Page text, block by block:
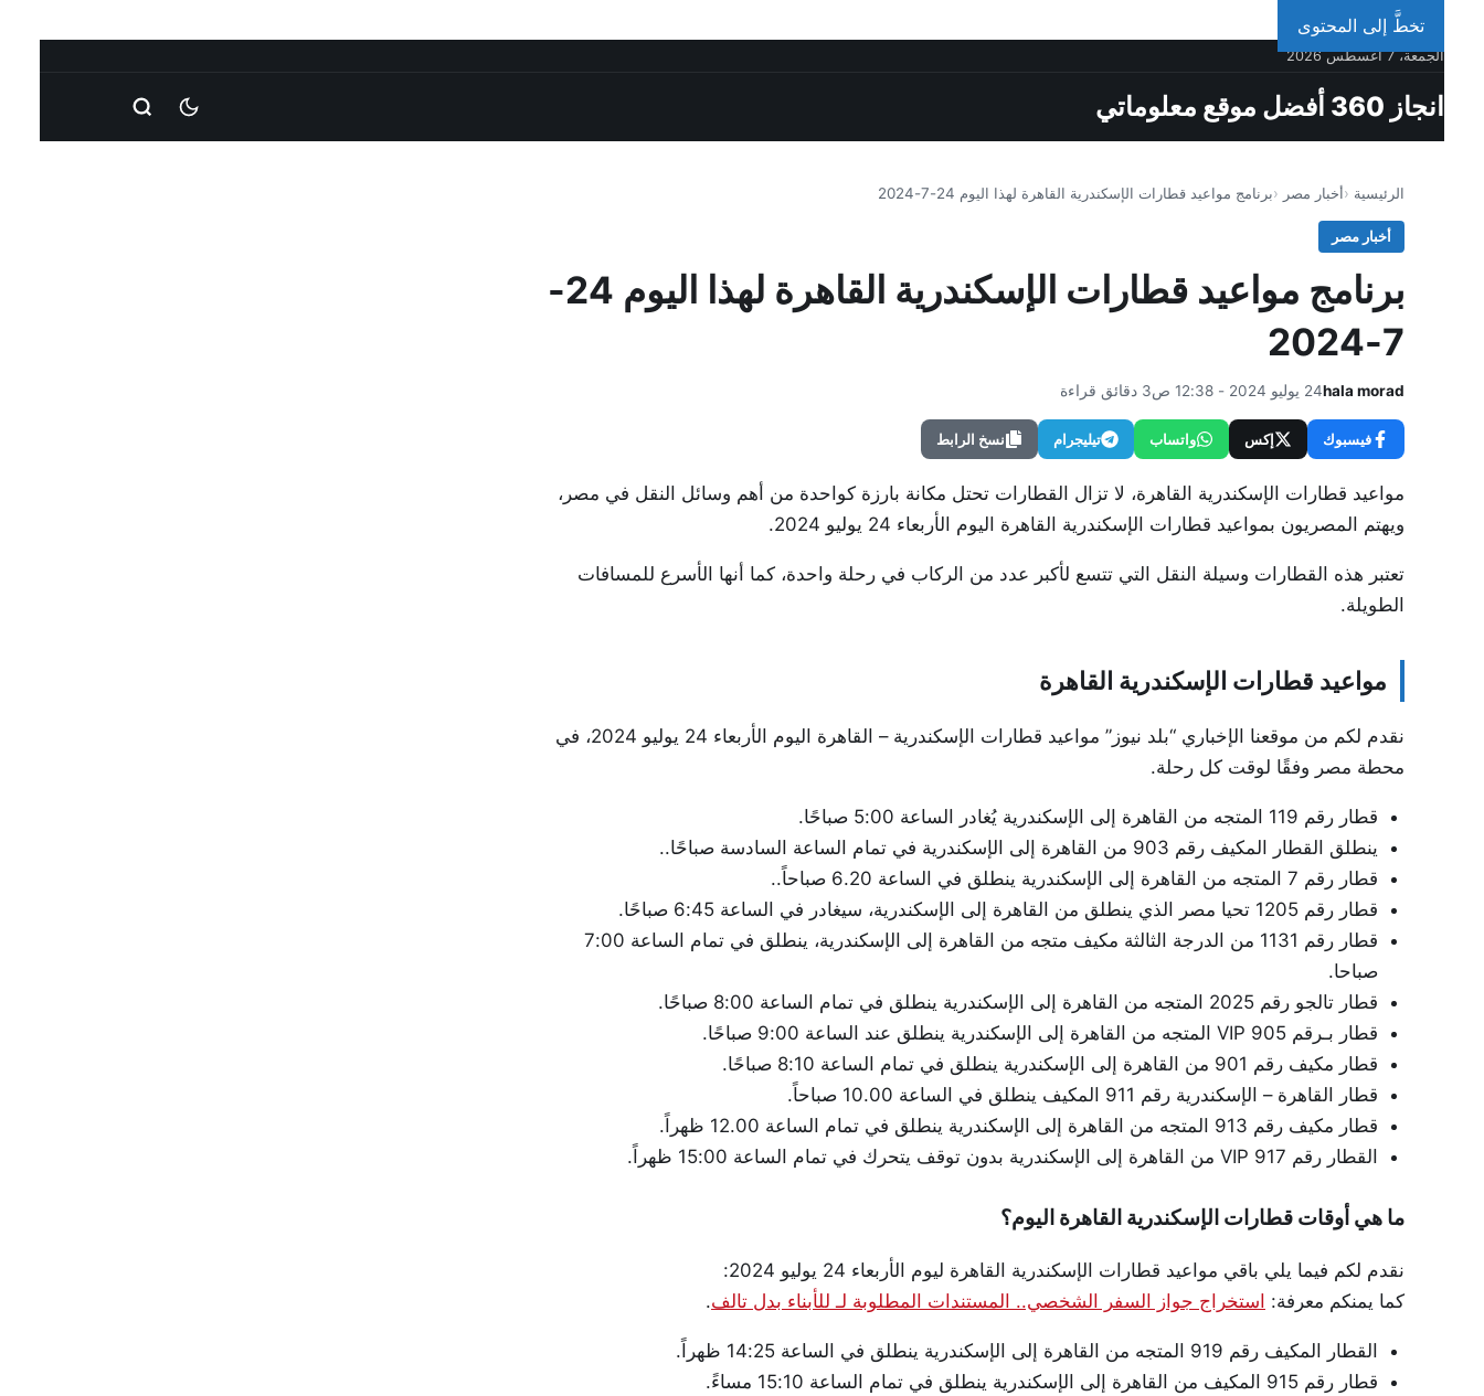
تخطَّ إلى المحتوى
الجمعة، 7 أغسطس 2026
انجاز 360 أفضل موقع معلوماتي
الرئيسية أخبار مصر برنامج مواعيد قطارات الإسكندرية القاهرة لهذا اليوم 24-7-2024
أخبار مصر
برنامج مواعيد قطارات الإسكندرية القاهرة لهذا اليوم 24-
7-2024
hala morad24 يوليو 2024 - 12:38 ص 3 دقائق قراءة
فيسبوك إكس واتساب تيليجرام نسخ الرابط
مواعيد قطارات الإسكندرية القاهرة، لا تزال القطارات تحتل مكانة بارزة كواحدة من أهم وسائل النقل في مصر،
ويهتم المصريون بمواعيد قطارات الإسكندرية القاهرة اليوم الأربعاء 24 يوليو 2024.
تعتبر هذه القطارات وسيلة النقل التي تتسع لأكبر عدد من الركاب في رحلة واحدة، كما أنها الأسرع للمسافات
الطويلة.
مواعيد قطارات الإسكندرية القاهرة
نقدم لكم من موقعنا الإخباري “بلد نيوز” مواعيد قطارات الإسكندرية – القاهرة اليوم الأربعاء 24 يوليو 2024، في
محطة مصر وفقًا لوقت كل رحلة.
قطار رقم 119 المتجه من القاهرة إلى الإسكندرية يُغادر الساعة 5:00 صباحًا.
ينطلق القطار المكيف رقم 903 من القاهرة إلى الإسكندرية في تمام الساعة السادسة صباحًا..
قطار رقم 7 المتجه من القاهرة إلى الإسكندرية ينطلق في الساعة 6.20 صباحاً..
قطار رقم 1205 تحيا مصر الذي ينطلق من القاهرة إلى الإسكندرية، سيغادر في الساعة 6:45 صباحًا.
قطار رقم 1131 من الدرجة الثالثة مكيف متجه من القاهرة إلى الإسكندرية، ينطلق في تمام الساعة 7:00
صباحا.
قطار تالجو رقم 2025 المتجه من القاهرة إلى الإسكندرية ينطلق في تمام الساعة 8:00 صباحًا.
قطار بـرقم 905 VIP المتجه من القاهرة إلى الإسكندرية ينطلق عند الساعة 9:00 صباحًا.
قطار مكيف رقم 901 من القاهرة إلى الإسكندرية ينطلق في تمام الساعة 8:10 صباحًا.
قطار القاهرة – الإسكندرية رقم 911 المكيف ينطلق في الساعة 10.00 صباحاً.
قطار مكيف رقم 913 المتجه من القاهرة إلى الإسكندرية ينطلق في تمام الساعة 12.00 ظهراً.
القطار رقم 917 VIP من القاهرة إلى الإسكندرية بدون توقف يتحرك في تمام الساعة 15:00 ظهراً.
ما هي أوقات قطارات الإسكندرية القاهرة اليوم؟
نقدم لكم فيما يلي باقي مواعيد قطارات الإسكندرية القاهرة ليوم الأربعاء 24 يوليو 2024:
كما يمنكم معرفة: استخراج جواز السفر الشخصي.. المستندات المطلوبة لـ للأبناء بدل تالف.
القطار المكيف رقم 919 المتجه من القاهرة إلى الإسكندرية ينطلق في الساعة 14:25 ظهراً.
قطار رقم 915 المكيف من القاهرة إلى الإسكندرية ينطلق في تمام الساعة 15:10 مساءً.